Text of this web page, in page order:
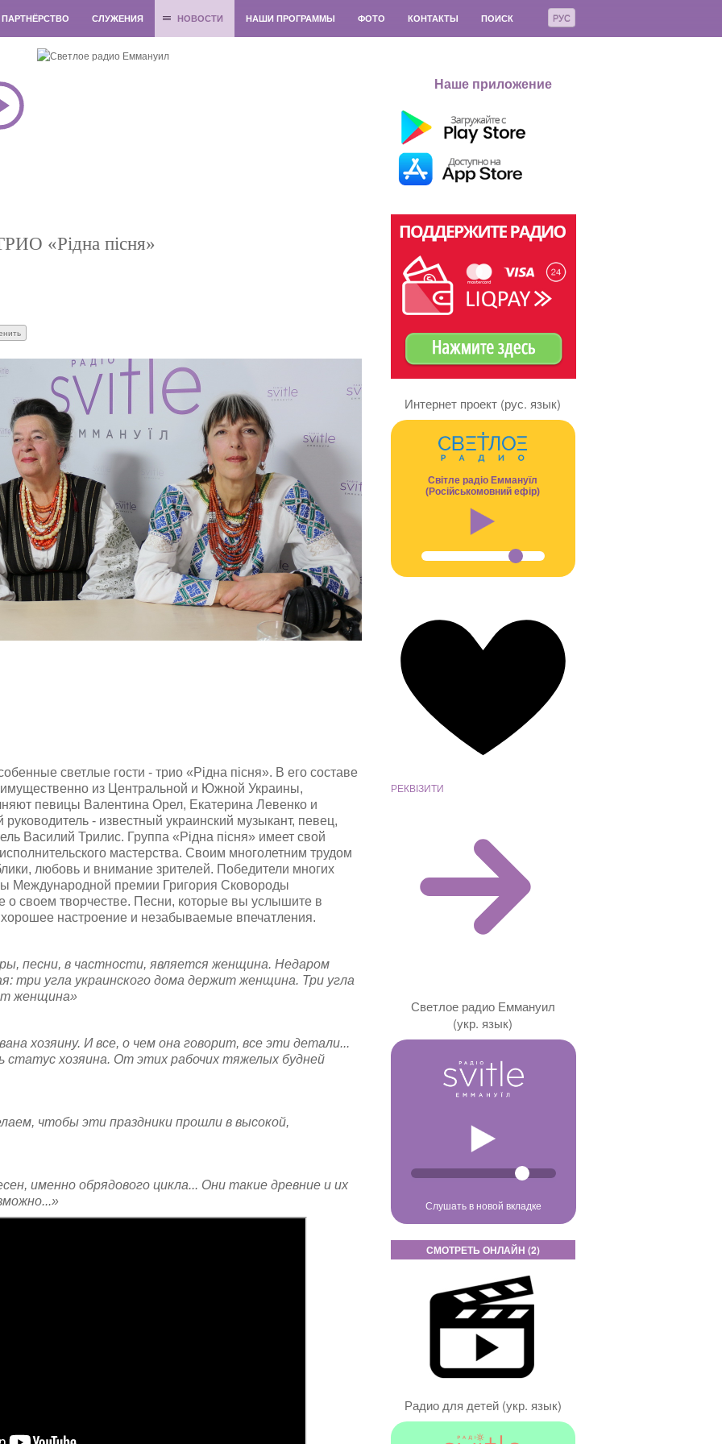
РУС
ПАРТНЁРСТВО СЛУЖЕНИЯ НОВОСТИ НАШИ ПРОГРАММЫ ФОТО КОНТАКТЫ ПОИСК
Наше приложение
«Рідна пісня»
светлые гости - трио «Рідна пісня». В его составе
из Центральной и Южной Украины,
певицы Валентина Орел, Екатерина Левенко и
- известный украинский музыкант, певец,
Василий Трилис. Группа «Рідна пісня» имеет свой
мастерства. Своим многолетним трудом
любовь и внимание зрителей. Победители многих
Международной премии Григория Сковороды
о своем творчестве. Песни, которые вы услышите в
настроение и незабываемые впечатления.
песни, в частности, является женщина. Недаром
три угла украинского дома держит женщина. Три угла
женщина»
хозяину. И все, о чем она говорит, все эти детали...
хозяина. От этих рабочих тяжелых будней
чтобы эти праздники прошли в высокой,
именно обрядового цикла... Они такие древние и их
Интернет проект (рус. язык)
Світле радіо Еммануїл
(Російськомовний ефір)
РЕКВІЗИТИ
Светлое радио Еммануил
(укр. язык)
Слушать в новой вкладке
СМОТРЕТЬ ОНЛАЙН (2)
Радио для детей (укр. язык)